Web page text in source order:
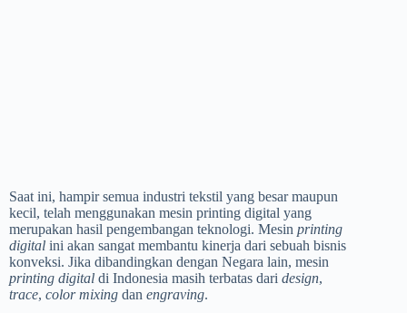
Saat ini, hampir semua industri tekstil yang besar maupun
kecil, telah menggunakan mesin printing digital yang
merupakan hasil pengembangan teknologi. Mesin printing
digital ini akan sangat membantu kinerja dari sebuah bisnis
konveksi. Jika dibandingkan dengan Negara lain, mesin
printing digital di Indonesia masih terbatas dari design,
trace, color mixing dan engraving.